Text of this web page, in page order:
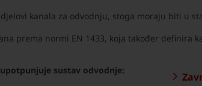
kanala za odvodnju, stoga moraju biti u
prema normi EN 1433, koja također
sustav odvodnje: